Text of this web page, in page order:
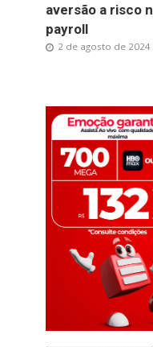
aversão a risco
payroll
2 de agosto de 2024